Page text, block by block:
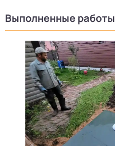
Выполненные работы